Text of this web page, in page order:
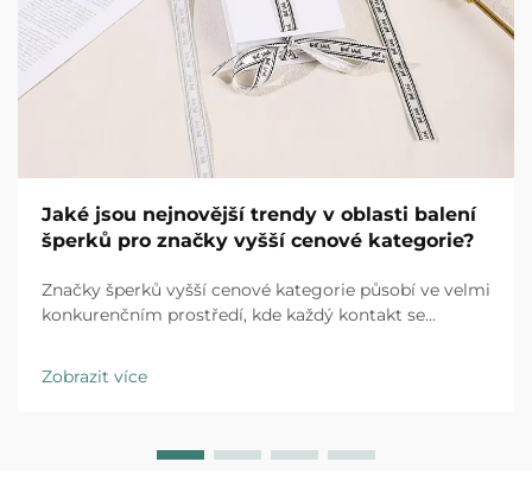
Jaké jsou nejnovější trendy v oblasti balení
šperků pro značky vyšší cenové kategorie?
Značky šperků vyšší cenové kategorie působí ve velmi
konkurenčním prostředí, kde každý kontakt se
rozbalení se vyvinul z jednoduché ochranné opatření
na strategický prvek, který značku odlišuje a ovlivňuje
Zobrazit více